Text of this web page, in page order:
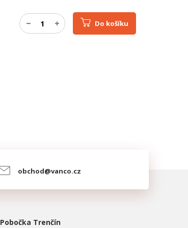
Do košíku
obchod@vanco.cz
Pobočka Trenčín